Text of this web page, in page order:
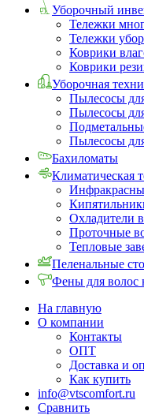
Уборочный
Тележки
Тележки
Коврики
Коврики
Уборочная
Пылесосы
Пылесосы
Пылесосы
Бахиломаты
Климатическая
Охладители
Проточные
Тепловые
Пеленальные
Фены для волос
На главную
О компании
Контакты
ОПТ
Доставка и
Как купить
info@vtscomfort.ru
Сравнить